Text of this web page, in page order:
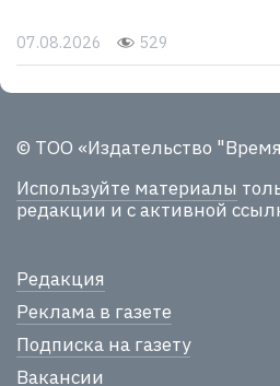
07.08.2026 529
© ТОО «Издательство
Используйте материалы
редакции и с активной
Редакция
Реклама в газете
Подписка на газету
Вакансии